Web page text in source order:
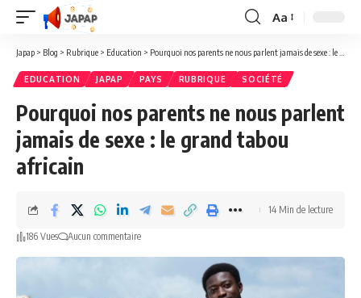
Redimensionner
la
Aa
Japap > Blog > Rubrique > Education > Pourquoi nos parents ne nous parlent jamais de sexe : le grand tabou africain
EDUCATION JAPAP PAYS RUBRIQUE SOCIÉTÉ
Pourquoi nos parents ne nous parlent
jamais de sexe : le grand tabou
africain
186 Vues Aucun commentaire
14 Min de lecture